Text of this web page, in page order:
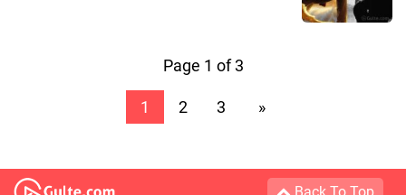
Page 1 of 3
1 2 3 »
Back To Top